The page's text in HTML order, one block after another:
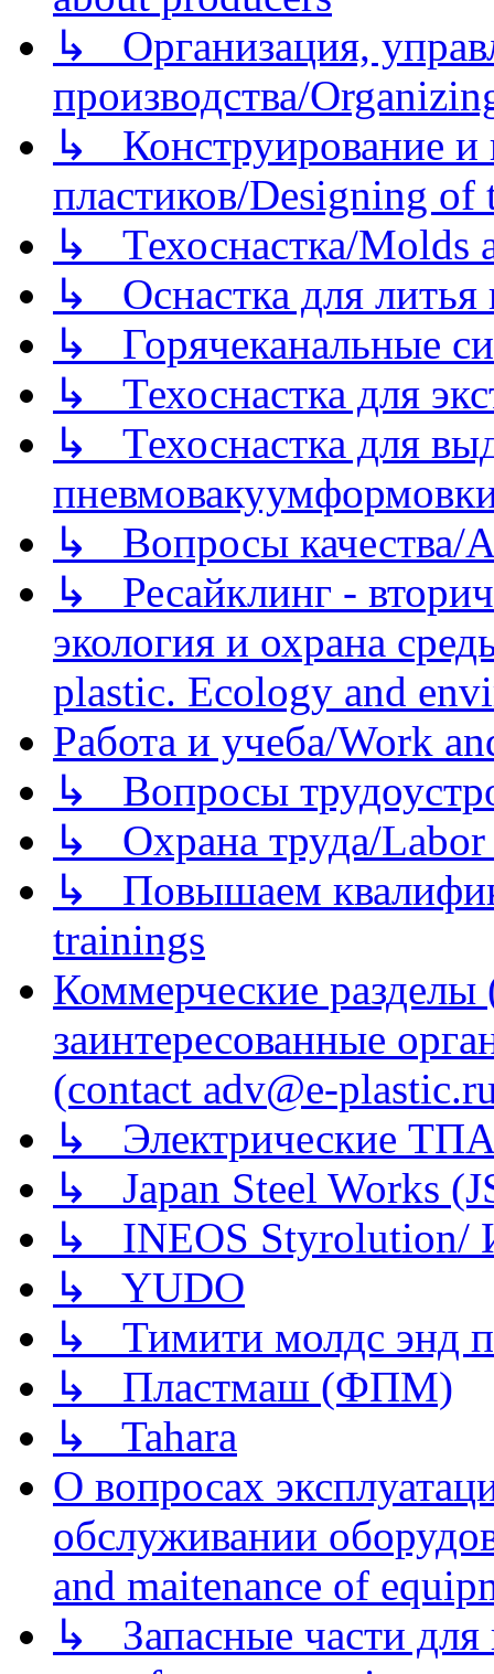
↳ Организация,
производства/
↳ Конструирование и
пластиков/Designing of
↳ Техоснастка/Molds
↳ Оснастка для литья
↳ Горячеканальные
↳ Техоснастка для
↳ Техоснастка для
↳ Вопросы качества/
↳ Ресайклинг -
экология и охрана
plastic. Ecology and
Работа и учеба/Work
↳ Вопросы
↳ Охрана труда/Labor
↳ Повышаем
trainings
Коммерческие
заинтересованные
(contact adv@e-
↳ Электрические
↳ Japan Steel Works
↳ INEOS
↳ YUDO
↳ Тимити молдс энд
↳ Пластмаш (ФПМ)
↳ Tahara
О вопросах
обслуживании
and maitenance of
↳ Запасные части для